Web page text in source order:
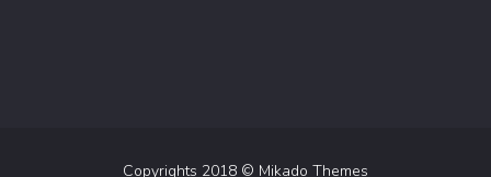
Copyrights 2018 © Mikado Themes